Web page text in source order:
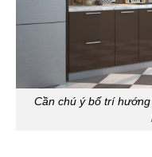
Cần chú ý bố trí